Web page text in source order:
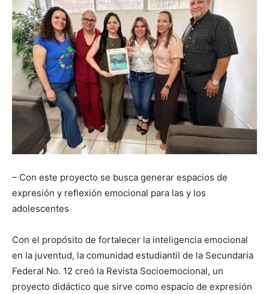
– Con este proyecto se busca generar espacios de
expresión y reflexión emocional para las y los
adolescentes
Con el propósito de fortalecer la inteligencia emocional
en la juventud, la comunidad estudiantil de la Secundaria
Federal No. 12 creó la Revista Socioemocional, un
proyecto didáctico que sirve como espacio de expresión